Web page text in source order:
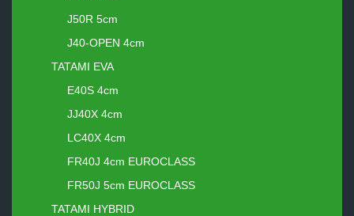
J50R 5cm
J40-OPEN 4cm
TATAMI EVA
E40S 4cm
JJ40X 4cm
LC40X 4cm
FR40J 4cm EUROCLASS
FR50J 5cm EUROCLASS
TATAMI HYBRID